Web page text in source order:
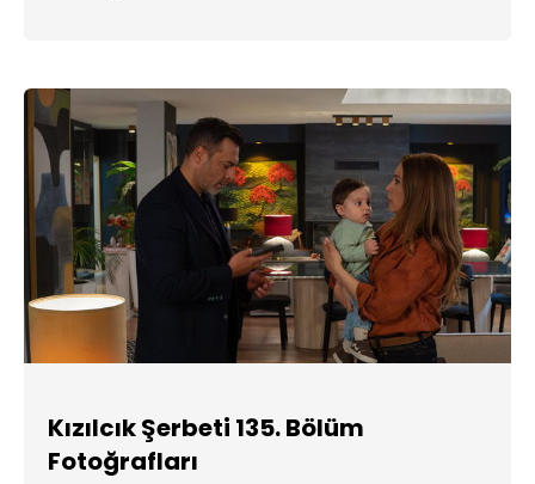
Kızılcık Şerbeti 135. Bölüm
Fotoğrafları